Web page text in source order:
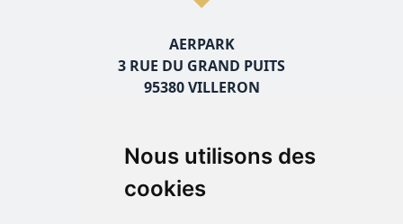
Nous utilisons des
cookies
AERPARK
3 RUE DU GRAND PUITS
95380 VILLERON
TRANSFERTS EN NAVETTES INCLUS